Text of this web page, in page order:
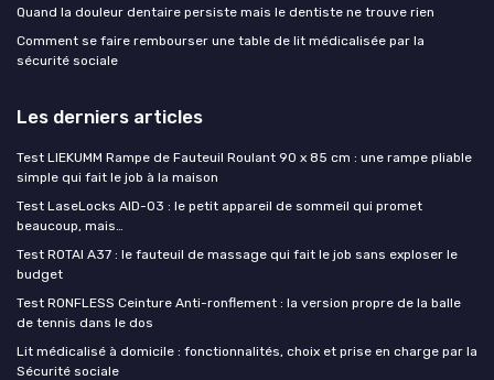
Quand la douleur dentaire persiste mais le dentiste ne trouve rien
Comment se faire rembourser une table de lit médicalisée par la
sécurité sociale
Les derniers articles
Test LIEKUMM Rampe de Fauteuil Roulant 90 x 85 cm : une rampe pliable
simple qui fait le job à la maison
Test LaseLocks AID-03 : le petit appareil de sommeil qui promet
beaucoup, mais…
Test ROTAI A37 : le fauteuil de massage qui fait le job sans exploser le
budget
Test RONFLESS Ceinture Anti-ronflement : la version propre de la balle
de tennis dans le dos
Lit médicalisé à domicile : fonctionnalités, choix et prise en charge par la
Sécurité sociale